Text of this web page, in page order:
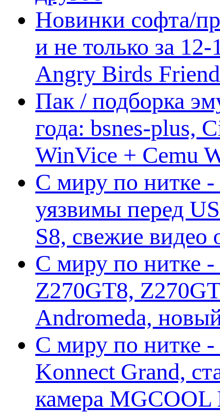
Новинки софта/
и не только за
Angry Birds
Пак / подборка
года: bsnes-plus,
WinVice + Cemu
С миру по нитке
уязвимы перед
S8, свежие
С миру по нитке -
Z270GT8,
Andromeda,
С миру по нитке -
Konnect Grand,
камера MGCOOL